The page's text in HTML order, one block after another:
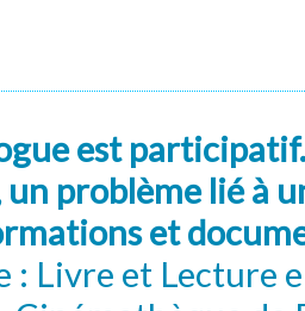
est
problème lié à
et
: Livre et Lecture